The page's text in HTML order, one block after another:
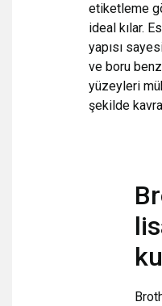
etiketleme
ideal kılar.
yapısı
ve boru
yüzeyleri
şekilde